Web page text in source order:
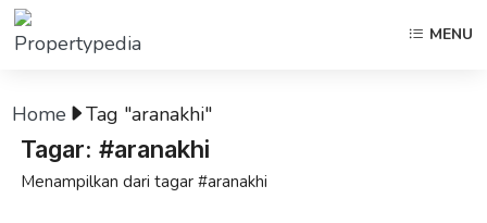
MENU
Home Tag "aranakhi"
Tagar: #aranakhi
Menampilkan dari tagar #aranakhi